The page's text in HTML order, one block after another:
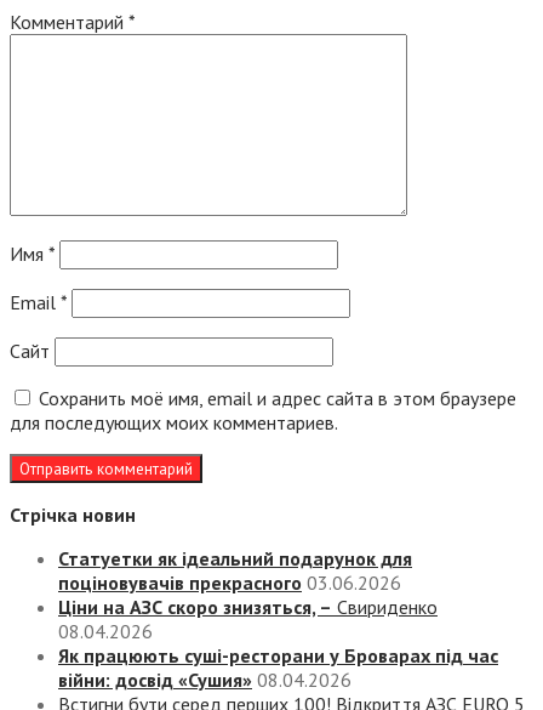
Комментарий *
Имя *
Email *
Сайт
Сохранить моё имя, email и адрес сайта в этом браузере
для последующих моих комментариев.
Стрічка новин
Статуетки як ідеальний подарунок для
поціновувачів прекрасного 03.06.2026
Ціни на АЗС скоро знизяться, – Свириденко
08.04.2026
Як працюють суші-ресторани у Броварах під час
війни: досвід «Сушия» 08.04.2026
Встигни бути серед перших 100! Відкриття АЗС EURO 5